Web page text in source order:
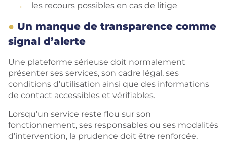
les recours possibles en cas de litige
Un manque de transparence comme
signal d’alerte
Une plateforme sérieuse doit normalement
présenter ses services, son cadre légal, ses
conditions d’utilisation ainsi que des informations
de contact accessibles et vérifiables.
Lorsqu’un service reste flou sur son
fonctionnement, ses responsables ou ses modalités
d’intervention, la prudence doit être renforcée,